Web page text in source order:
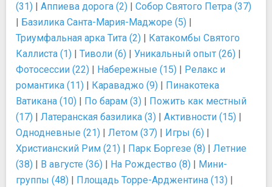
(31) | Аппиева дорога (2) | Собор Святого Петра (37)
| Базилика Санта-Мария-Маджоре (5) |
Триумфальная арка Тита (2) | Катакомбы Святого
Каллиста (1) | Тиволи (6) | Уникальный опыт (26) |
Фотосессии (22) | Набережные (15) | Релакс и
романтика (11) | Караваджо (9) | Пинакотека
Ватикана (10) | По барам (3) | Пожить как местный
(17) | Латеранская базилика (3) | Активности (15) |
Однодневные (21) | Летом (37) | Игры (6) |
Христианский Рим (21) | Парк Боргезе (8) | Летние
(38) | В августе (36) | На Рождество (8) | Мини-
группы (48) | Площадь Торре-Арджентина (13) |